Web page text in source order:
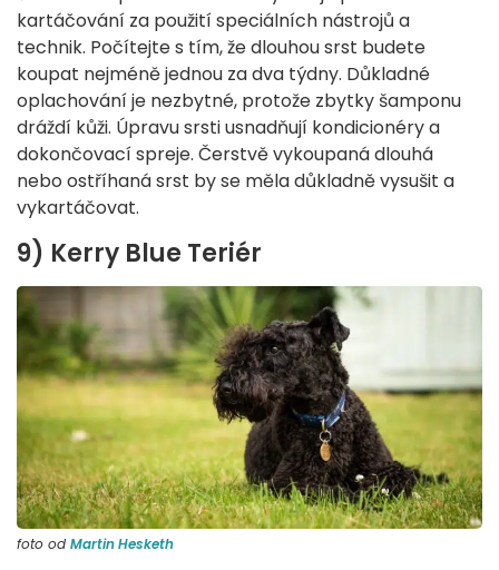
kartáčování za použití speciálních nástrojů a
technik. Počítejte s tím, že dlouhou srst budete
koupat nejméně jednou za dva týdny. Důkladné
oplachování je nezbytné, protože zbytky šamponu
dráždí kůži. Úpravu srsti usnadňují kondicionéry a
dokončovací spreje. Čerstvě vykoupaná dlouhá
nebo ostříhaná srst by se měla důkladně vysušit a
vykartáčovat.
9) Kerry Blue Teriér
foto od Martin Hesketh